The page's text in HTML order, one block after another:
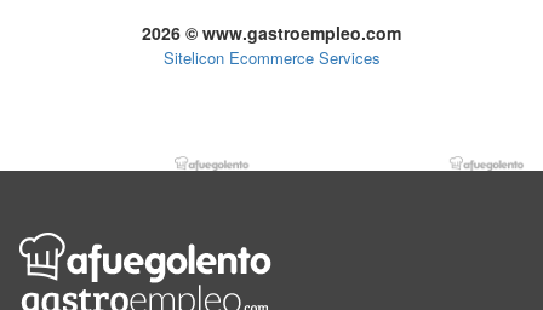
2026 © www.gastroempleo.com
Sitelicon Ecommerce Services